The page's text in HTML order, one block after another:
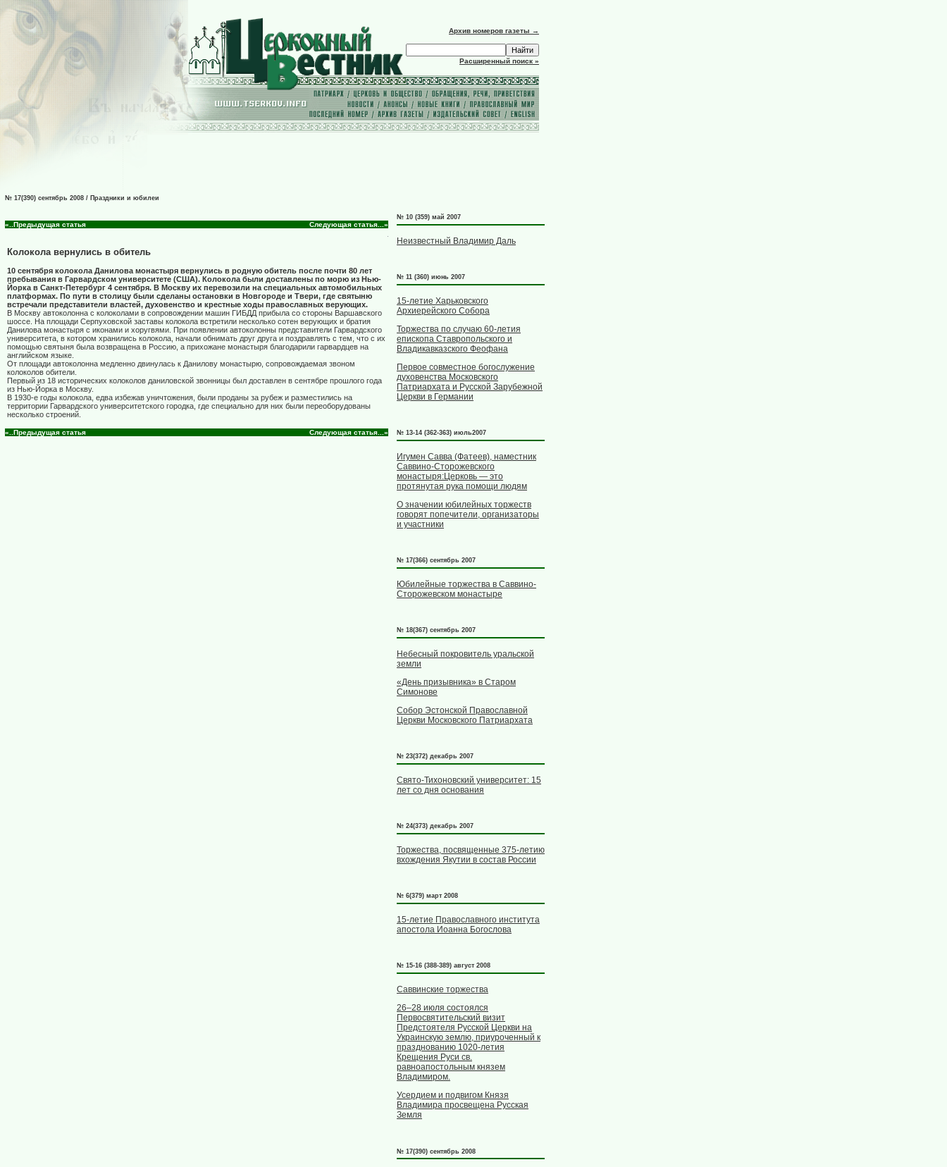
Архив номеров газеты →
Расширенный поиск »
№ 17(390) сентябрь 2008 / Праздники и юбилеи
«..Предыдущая статья Следующая статья...»
Колокола вернулись в обитель
10 сентября колокола Данилова монастыря вернулись в родную обитель после почти 80 лет
пребывания в Гарвардском университете (США). Колокола были доставлены по морю из Нью-
Йорка в Санкт-Петербург 4 сентября. В Москву их перевозили на специальных автомобильных
платформах. По пути в столицу были сделаны остановки в Новгороде и Твери, где святыню
встречали представители властей, духовенство и крестные ходы православных верующих.
В Москву автоколонна с колоколами в сопровождении машин ГИБДД прибыла со стороны Варшавского
шоссе. На площади Серпуховской заставы колокола встретили несколько сотен верующих и братия
Данилова монастыря с иконами и хоругвями. При появлении автоколонны представители Гарвардского
университета, в котором хранились колокола, начали обнимать друг друга и поздравлять с тем, что с их
помощью святыня была возвращена в Россию, а прихожане монастыря благодарили гарвардцев на
английском языке.
От площади автоколонна медленно двинулась к Данилову монастырю, сопровождаемая звоном
колоколов обители.
Первый из 18 исторических колоколов даниловской звонницы был доставлен в сентябре прошлого года
из Нью-Йорка в Москву.
В 1930-е годы колокола, едва избежав уничтожения, были проданы за рубеж и разместились на
территории Гарвардского университетского городка, где специально для них были переоборудованы
несколько строений.
«..Предыдущая статья Следующая статья...»
№ 10 (359) май 2007
Неизвестный Владимир Даль
№ 11 (360) июнь 2007
15-летие Харьковского
Архиерейского Собора
Торжества по случаю 60-летия
епископа Ставропольского и
Владикавказского Феофана
Первое совместное богослужение
духовенства Московского
Патриархата и Русской Зарубежной
Церкви в Германии
№ 13-14 (362-363) июль2007
Игумен Савва (Фатеев), наместник
Саввино-Сторожевского
монастыря:Церковь — это
протянутая рука помощи людям
О значении юбилейных торжеств
говорят попечители, организаторы
и участники
№ 17(366) сентябрь 2007
Юбилейные торжества в Саввино-
Сторожевском монастыре
№ 18(367) сентябрь 2007
Небесный покровитель уральской
земли
«День призывника» в Старом
Симонове
Собор Эстонской Православной
Церкви Московского Патриархата
№ 23(372) декабрь 2007
Свято-Тихоновский университет: 15
лет со дня основания
№ 24(373) декабрь 2007
Торжества, посвященные 375-летию
вхождения Якутии в состав России
№ 6(379) март 2008
15-летие Православного института
апостола Иоанна Богослова
№ 15-16 (388-389) август 2008
Саввинские торжества
26–28 июля состоялся
Первосвятительский визит
Предстоятеля Русской Церкви на
Украинскую землю, приуроченный к
празднованию 1020-летия
Крещения Руси св.
равноапостольным князем
Владимиром.
Усердием и подвигом Князя
Владимира просвещена Русская
Земля
№ 17(390) сентябрь 2008